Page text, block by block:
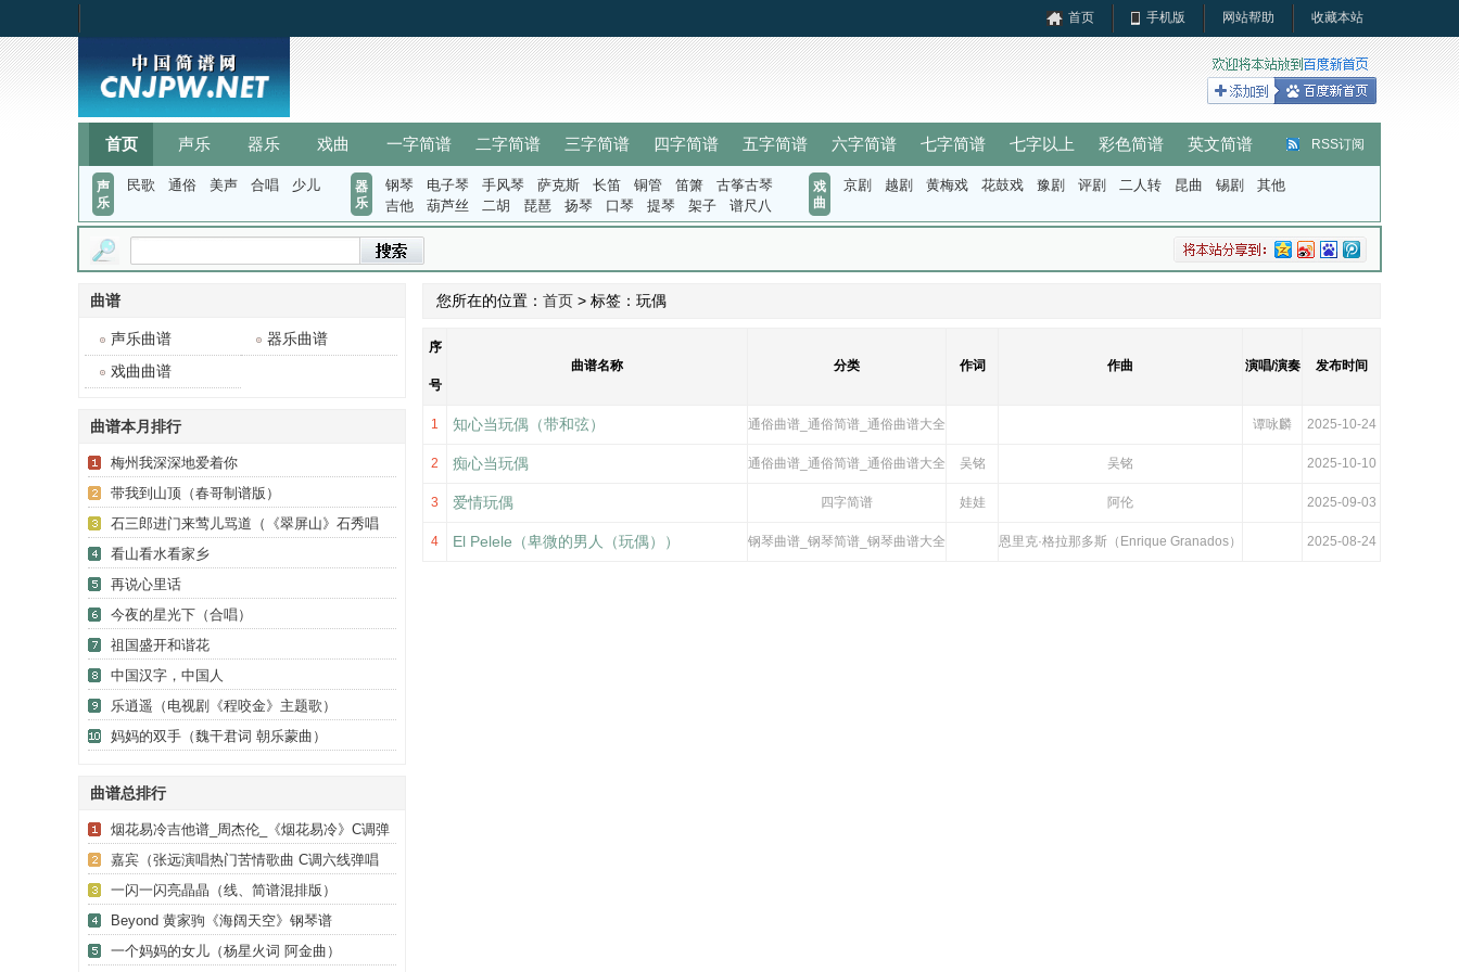
首页 手机版 网站帮助 收藏本站
首页 声乐 器乐 戏曲 一字简谱 二字简谱 三字简谱 四字简谱 五字简谱 六字简谱 七字简谱 七字以上 彩色简谱 英文简谱 RSS订阅
声
乐
民歌 通俗 美声 合唱 少儿
器
乐
钢琴 电子琴 手风琴 萨克斯 长笛 铜管 笛箫
古筝古琴
吉他
葫芦丝 二胡 琵琶 扬琴 口琴 提琴 架子 谱尺八
戏
曲
京剧 越剧 黄梅戏 花鼓戏 豫剧 评剧 二人转 昆曲 锡剧 其他
曲谱
声乐曲谱
器乐曲谱
戏曲曲谱
曲谱本月排行
梅州我深深地爱着你
带我到山顶（春哥制谱版）
石三郎进门来莺儿骂道（《翠屏山》石秀唱
段）
看山看水看家乡
再说心里话
今夜的星光下（合唱）
祖国盛开和谐花
中国汉字，中国人
乐逍遥（电视剧《程咬金》主题歌）
妈妈的双手（魏干君词 朝乐蒙曲）
曲谱总排行
烟花易冷吉他谱_周杰伦_《烟花易冷》C调弹
唱谱_高清六线谱
嘉宾（张远演唱热门苦情歌曲 C调六线弹唱
谱）
一闪一闪亮晶晶（线、简谱混排版）
Beyond 黄家驹《海阔天空》钢琴谱
一个妈妈的女儿（杨星火词 阿金曲）
您所在的位置： 首页 > 标签：玩偶
序
号
曲谱名称 分类 作词 作曲 演唱/演奏 发布时间
1 知心当玩偶（带和弦） 通俗曲谱_通俗简谱_通俗曲谱大全 谭咏麟 2025-10-24
2 痴心当玩偶 通俗曲谱_通俗简谱_通俗曲谱大全 吴铭 吴铭 2025-10-10
3 爱情玩偶 四字简谱 娃娃 阿伦 2025-09-03
4 El Pelele（卑微的男人（玩偶）） 钢琴曲谱_钢琴简谱_钢琴曲谱大全 恩里克·格拉那多斯（Enrique Granados） 2025-08-24